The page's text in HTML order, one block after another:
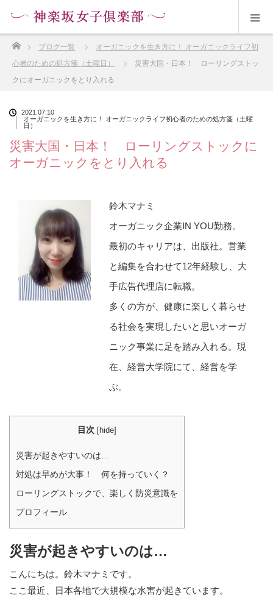
ブログ一覧
オーガニックを生き方に！ オーガニックライフ初
心者のための処方箋（土曜日）
災害大国・日本！ ローリングストッ
クにオーガニックをとり入れる
2021.07.10
オーガニックを生き方に！ オーガニックライフ初心者のための処方箋（土曜
日）
災害大国・日本！ ローリングストックに
オーガニックをとり入れる
鈴木マナミ
オーガニック企業IN YOU勤務。
最初のキャリアは、出版社。営業
と編集を合わせて12年経験し、大
手広告代理店に転職。
多くの方が、健康に楽しく暮らせ
る社会を実現したいと思いオーガ
ニック事業に足を踏み入れる。現
在、経営大学院にて、経営を学
ぶ。
目次 [hide]
災害が起きやすいのは…
対処は早めが大事！ 何を持っていく？
ローリングストックで、楽しく防災意識を
プロフィール
災害が起きやすいのは…
こんにちは。鈴木マナミです。
ここ最近、日本各地で大規模な水害が起きています。